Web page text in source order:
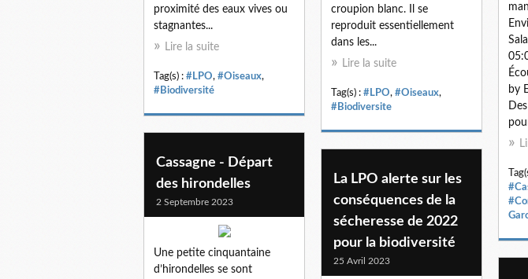
proximité des eaux vives ou
stagnantes...
Lire la suite
Tag(s) : #LPO, #Oiseaux,
#Biodiversité
croupion blanc. Il se
reproduit essentiellement
dans les...
Lire la suite
Tag(s) : #LPO, #Oiseaux,
#Biodiversite
by
Cassagne - Départ
des hirondelles
2 Septembre 2023
Une petite cinquantaine
d’hirondelles se sont
La LPO alerte sur les
conséquences de la
sécheresse de 2022
pour la biodiversité
25 Avril 2023